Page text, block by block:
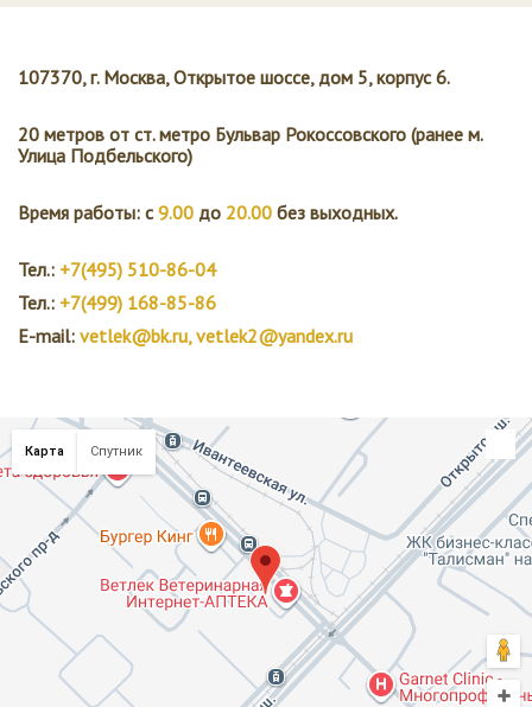
107370, г. Москва, Открытое шоссе, дом 5, корпус 6.
20 метров от ст. метро Бульвар Рокоссовского (ранее м.
Улица Подбельского)
Время работы: с9.00 до 20.00 без выходных.
Тел.: +7(495) 510-86-04
Тел.: +7(499) 168-85-86
E-mail: vetlek@bk.ru, vetlek2@yandex.ru
Карта Спутник